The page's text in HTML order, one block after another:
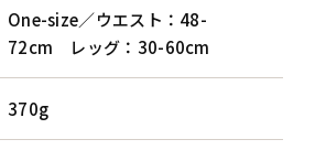
One-size／ウエスト：48-
72cm レッグ：30-60cm
370g